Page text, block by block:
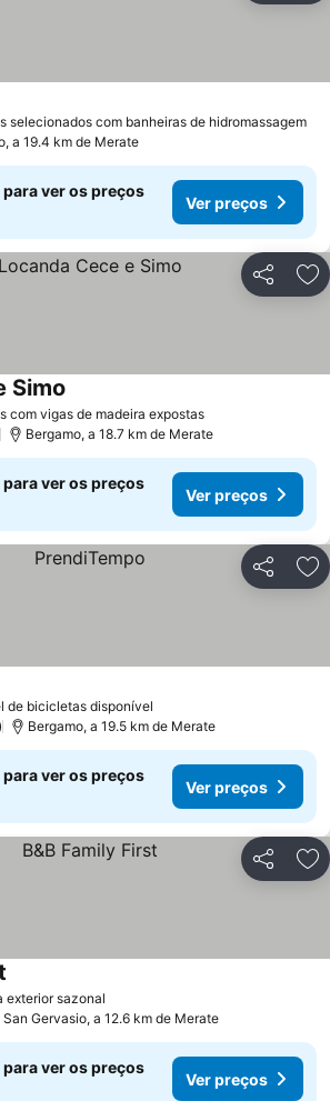
selecionados com banheiras de hidromassagem
a 19.4 km de Merate
ver os preços
Ver preços
Partilhar
com vigas de madeira expostasVer preços
Simo
Bergamo, a 18.7 km de Merate
ver os preços
Ver preços
Partilhar
de bicicletas disponível
Bergamo, a 19.5 km de Merate
ver os preços
Ver preços
Partilhar
exterior sazonal
Gervasio, a 12.6 km de Merate
ver os preços
Ver preços